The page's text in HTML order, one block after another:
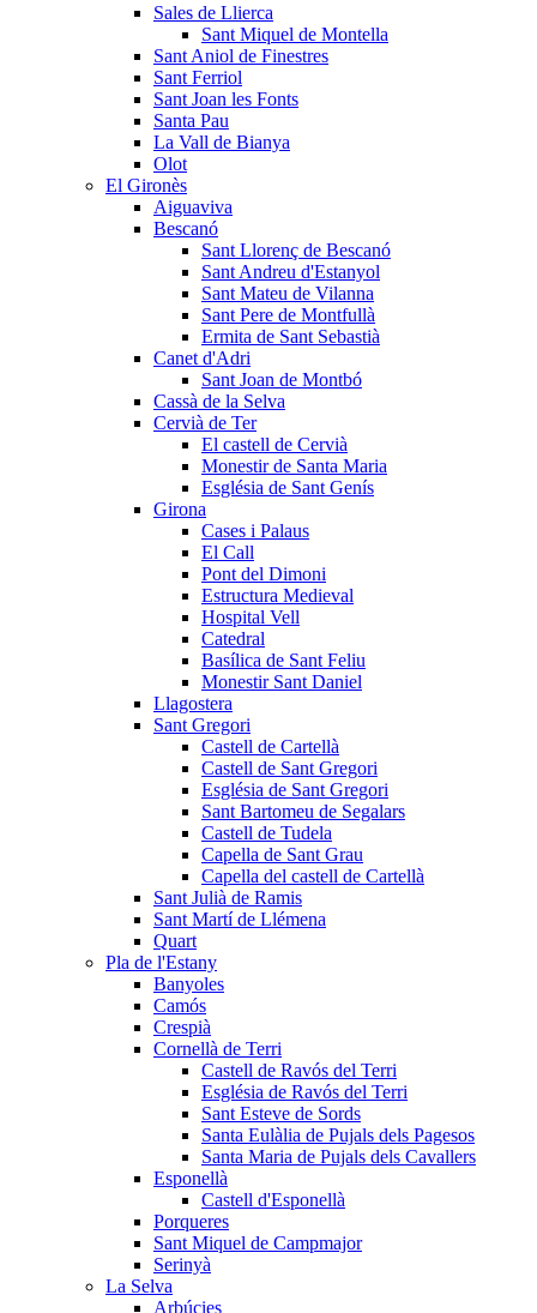
Sales de Llierca
Sant Miquel de Montella
Sant Aniol de Finestres
Sant Ferriol
Sant Joan les Fonts
Santa Pau
La Vall de Bianya
Olot
El Gironès
Aiguaviva
Bescanó
Sant Llorenç de Bescanó
Sant Andreu d'Estanyol
Sant Mateu de Vilanna
Sant Pere de Montfullà
Ermita de Sant Sebastià
Canet d'Adri
Sant Joan de Montbó
Cassà de la Selva
Cervià de Ter
El castell de Cervià
Monestir de Santa Maria
Església de Sant Genís
Girona
Cases i Palaus
El Call
Pont del Dimoni
Estructura Medieval
Hospital Vell
Catedral
Basílica de Sant Feliu
Monestir Sant Daniel
Llagostera
Sant Gregori
Castell de Cartellà
Castell de Sant Gregori
Església de Sant Gregori
Sant Bartomeu de Segalars
Castell de Tudela
Capella de Sant Grau
Capella del castell de Cartellà
Sant Julià de Ramis
Sant Martí de Llémena
Quart
Pla de l'Estany
Banyoles
Camós
Crespià
Cornellà de Terri
Castell de Ravós del Terri
Església de Ravós del Terri
Sant Esteve de Sords
Santa Eulàlia de Pujals dels Pagesos
Santa Maria de Pujals dels Cavallers
Esponellà
Castell d'Esponellà
Porqueres
Sant Miquel de Campmajor
Serinyà
La Selva
Arbúcies